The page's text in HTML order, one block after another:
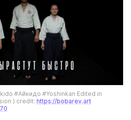
#Айкидо #Yoshinkan Edited in
) credit: https://bobarev.art